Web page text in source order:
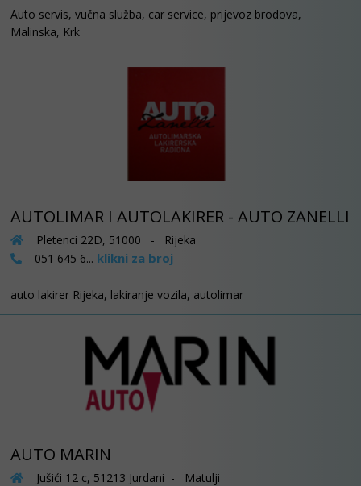
Auto servis, vučna služba, car service, prijevoz brodova,
Malinska, Krk
AUTOLIMAR I AUTOLAKIRER - AUTO ZANELLI
Pletenci 22D, 51000 - Rijeka
051 645 6... klikni za broj
auto lakirer Rijeka, lakiranje vozila, autolimar
AUTO MARIN
Jušići 12 c, 51213 Jurdani - Matulji